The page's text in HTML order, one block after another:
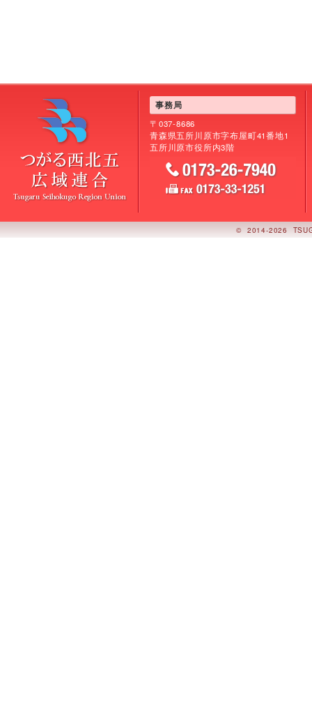
事務局
〒037-8686
青森県五所川原市字布屋町41番地1
五所川原市役所内3階
© 2014-2026